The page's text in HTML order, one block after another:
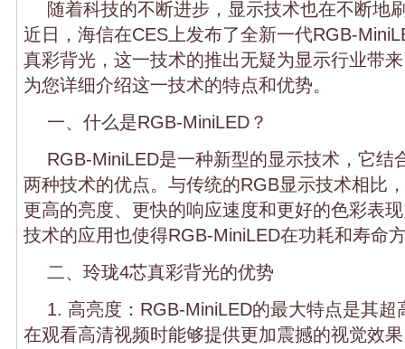
随着科技的不断进步，显示技术也在不断地
近日，海信在CES上发布了全新一代RGB-
真彩背光，这一技术的推出无疑为显示行业带
为您详细介绍这一技术的特点和优势。
一、什么是RGB-MiniLED？
RGB-MiniLED是一种新型的显示技术，它结
两种技术的优点。与传统的RGB显示技术相比
更高的亮度、更快的响应速度和更好的色彩表
技术的应用也使得RGB-MiniLED在功耗和寿命
二、玲珑4芯真彩背光的优势
1. 高亮度：RGB-MiniLED的最大特点是其超
在观看高清视频时能够提供更加震撼的视觉效